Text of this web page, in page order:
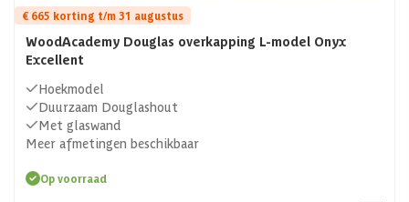
€ 665 korting t/m 31 augustus
WoodAcademy Douglas overkapping L-model Onyx
Excellent
Hoekmodel
Duurzaam Douglashout
Met glaswand
Meer afmetingen beschikbaar
Op voorraad